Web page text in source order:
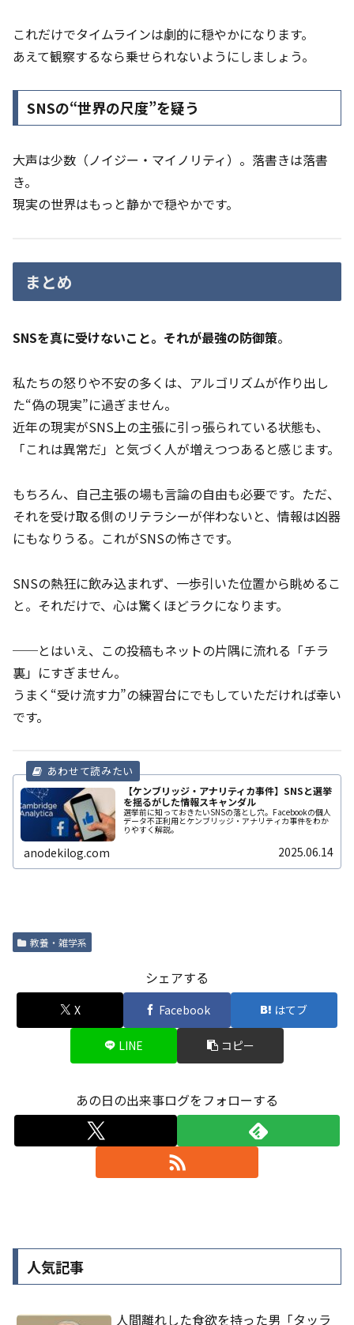
これだけでタイムラインは劇的に穏やかになります。
あえて観察するなら乗せられないようにしましょう。
SNSの“世界の尺度”を疑う
大声は少数（ノイジー・マイノリティ）。落書きは落書
き。
現実の世界はもっと静かで穏やかです。
まとめ
SNSを真に受けないこと。それが最強の防御策。
私たちの怒りや不安の多くは、アルゴリズムが作り出し
た“偽の現実”に過ぎません。
近年の現実がSNS上の主張に引っ張られている状態も、
「これは異常だ」と気づく人が増えつつあると感じます。
もちろん、自己主張の場も言論の自由も必要です。ただ、
それを受け取る側のリテラシーが伴わないと、情報は凶器
にもなりうる。これがSNSの怖さです。
SNSの熱狂に飲み込まれず、一歩引いた位置から眺めるこ
と。それだけで、心は驚くほどラクになります。
──とはいえ、この投稿もネットの片隅に流れる「チラ
裏」にすぎません。
うまく“受け流す力”の練習台にでもしていただければ幸い
です。
【ケンブリッジ・アナリティカ事件】SNSと選挙
を揺るがした情報スキャンダル
選挙前に知っておきたいSNSの落とし穴。Facebookの個人
データ不正利用とケンブリッジ・アナリティカ事件をわか
りやすく解説。
anodekilog.com 2025.06.14
教養・雑学系
シェアする
X Facebook はてブ
LINE コピー
あの日の出来事ログをフォローする
人気記事
人間離れした食欲を持った男「タッラ